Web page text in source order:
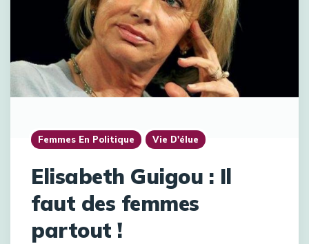
Femmes En Politique Vie D'élue
Elisabeth Guigou : Il
faut des femmes
partout !